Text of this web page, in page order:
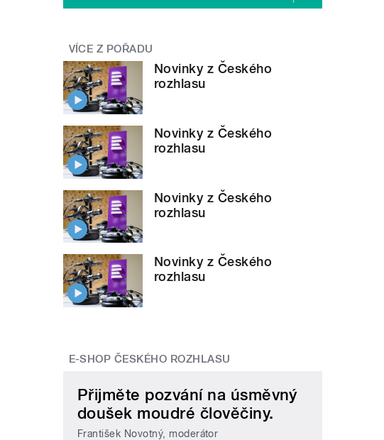
VÍCE Z POŘADU
Novinky z Českého
rozhlasu
Novinky z Českého
rozhlasu
Novinky z Českého
rozhlasu
Novinky z Českého
rozhlasu
E-SHOP ČESKÉHO ROZHLASU
Přijměte pozvání na úsměvný
doušek moudré člověčiny.
František Novotný, moderátor